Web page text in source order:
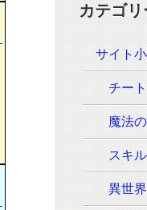
カテゴリ
サイト
魔法
スキ
異世